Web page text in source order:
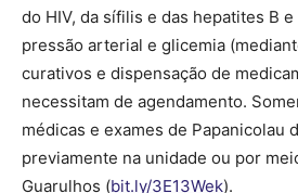
do HIV, da sífilis e das hepatites B
pressão arterial e glicemia
curativos e dispensação de
necessitam de agendamento.
médicas e exames de Papanicolau
previamente na unidade ou por
Guarulhos (bit.ly/3E13Wek).